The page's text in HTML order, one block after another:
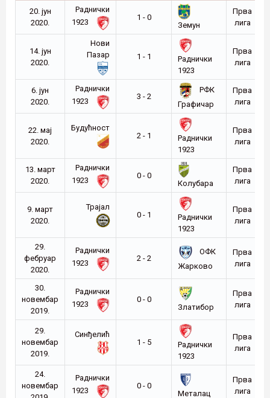
20. јун
2020.
Раднички
1923
1 - 0
Земун
Прва
лига
14. јун
2020.
Нови
Пазар
1 - 1
Раднички
1923
Прва
лига
6. јун
2020.
Раднички
1923
3 - 2
РФК
Графичар
Прва
лига
22. мај
2020.
Будућност
2 - 1
Раднички
1923
Прва
лига
13. март
2020.
Раднички
1923
0 - 0
Колубара
Прва
лига
9. март
2020.
Трајал
0 - 1
Раднички
1923
Прва
лига
29.
фебруар
2020.
Раднички
1923
2 - 2
ОФК
Жарково
Прва
лига
30.
новембар
2019.
Раднички
1923
0 - 0
Златибор
Прва
лига
29.
новембар
2019.
Синђелић
1 - 5
Раднички
1923
Прва
лига
24.
новембар
Раднички
1923
0 - 0
Металац
Прва
лига